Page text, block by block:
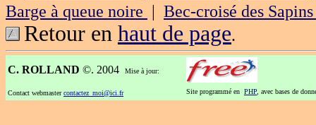
Barge à queue noire | Bec-croisé des
Retour en haut de page.
C. ROLLAND ©. 2004 Mise à jour:
Contact webmastercontactez_moi@ici.fr Site programmé en PHP , avec bases de